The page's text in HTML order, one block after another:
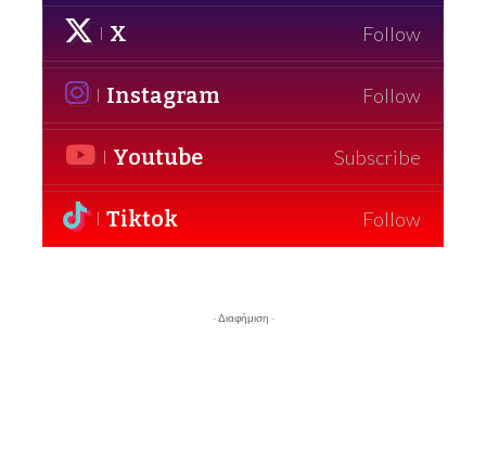
X Follow
Instagram Follow
Youtube Subscribe
Tiktok Follow
- Διαφήμιση -